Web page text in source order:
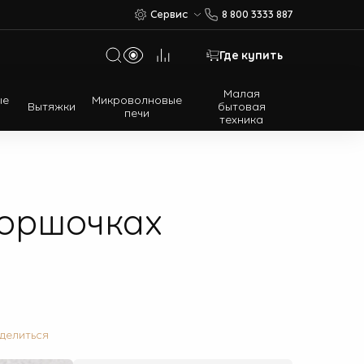
Сервис 8 800 3333 887
Где купить
Вытяжки Микроволновые
печи
Малая
бытовая
техника
Многодверные холодильники